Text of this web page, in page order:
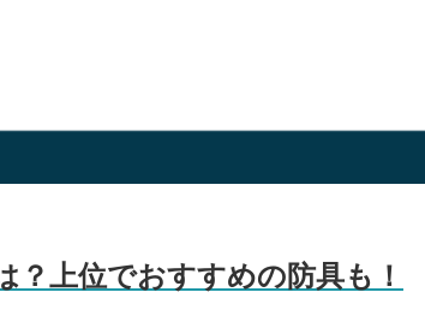
？上位でおすすめの防具も！